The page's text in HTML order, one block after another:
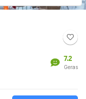
7.2
Geras